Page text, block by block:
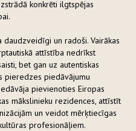
konkrēti ilgtspējas
un radoši. Vairākas
attīstība nedrīkst
bet gan uz autentiskas
pieredzes piedāvājumu
pievienoties Eiropas
mākslinieku rezidences, attīstīt
un veidot mērķtiecīgas
profesionāļiem.